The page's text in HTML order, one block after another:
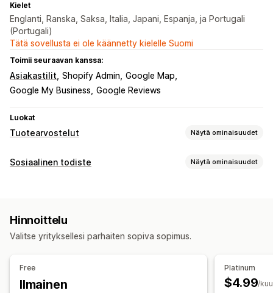
Kielet
Englanti, Ranska, Saksa, Italia, Japani, Espanja, ja Portugali
(Portugali)
Tätä sovellusta ei ole käännetty kielelle Suomi
Toimii seuraavan kanssa:
Asiakastilit Shopify Admin Google Map
Google My Business Google Reviews
Luokat
Tuotearvostelut Näytä ominaisuudet
Näyttövaihtoehdot
Parhaat arvostelut
Arvostelukoosteet Suodatus Rich-koodinpätkät
Arvostelujen keräystavat
Sähköpostipyynnöt
Lomakkeet
Sosiaalinen todiste Näytä ominaisuudet
Analytiikka
Hinnoittelu
Valitse yrityksellesi parhaiten sopiva sopimus.
Free
Ilmainen
Platinum
$4.99/